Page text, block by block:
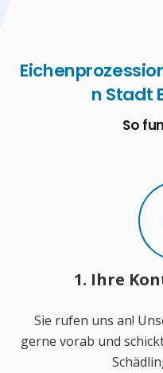
n Stadt
So
1. Ihre
Sie rufen uns an!
gerne vorab und